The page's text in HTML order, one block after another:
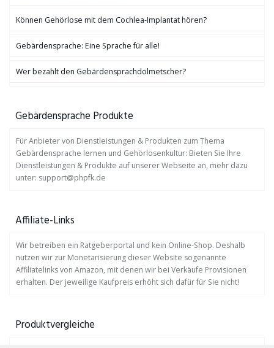
Können Gehörlose mit dem Cochlea-Implantat hören?
Gebärdensprache: Eine Sprache für alle!
Wer bezahlt den Gebärdensprachdolmetscher?
Gebärdensprache Produkte
Für Anbieter von Dienstleistungen & Produkten zum Thema
Gebärdensprache lernen und Gehörlosenkultur: Bieten Sie Ihre
Dienstleistungen & Produkte auf unserer Webseite an, mehr dazu
unter: support@phpfk.de
Affiliate-Links
Wir betreiben ein Ratgeberportal und kein Online-Shop. Deshalb
nutzen wir zur Monetarisierung dieser Website sogenannte
Affiliatelinks von Amazon, mit denen wir bei Verkäufe Provisionen
erhalten. Der jeweilige Kaufpreis erhöht sich dafür für Sie nicht!
Produktvergleiche